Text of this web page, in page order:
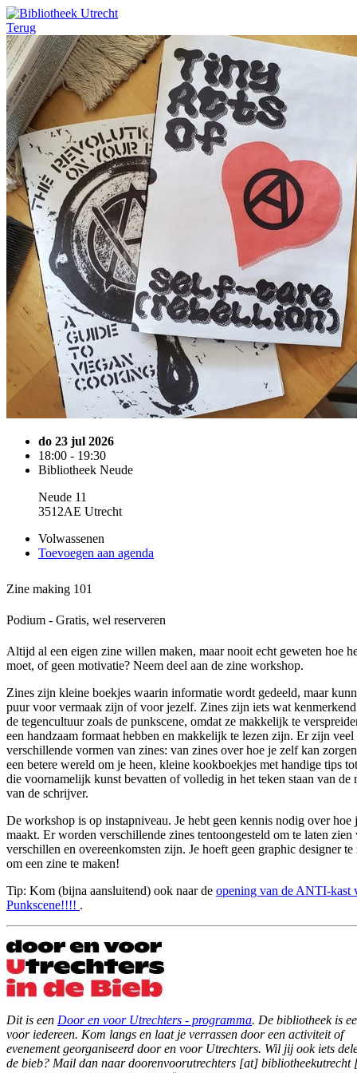
Terug
do 23 jul 2026
18:00 - 19:30
Bibliotheek Neude
Neude 11
3512AE Utrecht
Volwassenen
Toevoegen aan agenda
Zine making 101
Podium - Gratis, wel reserveren
Altijd al een eigen zine willen maken, maar nooit echt geweten hoe
moet, of geen motivatie? Neem deel aan de zine workshop.
Zines zijn kleine boekjes waarin informatie wordt gedeeld, maar
puur voor vermaak zijn of voor jezelf. Zines zijn iets wat
de tegencultuur zoals de punkscene, omdat ze makkelijk te
een handzaam formaat hebben en makkelijk te lezen zijn. Er zijn veel
verschillende vormen van zines: van zines over hoe je zelf kan
een betere wereld om je heen, kleine kookboekjes met handige tips
die voornamelijk kunst bevatten of volledig in het teken staan van de
van de schrijver.
De workshop is op instapniveau. Je hebt geen kennis nodig over hoe
maakt. Er worden verschillende zines tentoongesteld om te laten zien
verschillen en overeenkomsten zijn. Je hoeft geen graphic designer te
om een zine te maken!
Tip: Kom (bijna aansluitend) ook naar de opening van de ANTI-kast
Punkscene!!!! .
Dit is een Door en voor Utrechters - programma. De bibliotheek is
voor iedereen. Kom langs en laat je verrassen door een activiteit of
evenement georganiseerd door en voor Utrechters. Wil jij ook iets
de bieb? Mail dan naardoorenvoorutrechters [at] bibliotheekutrecht